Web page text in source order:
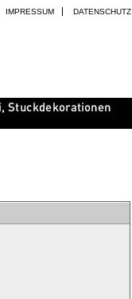
IMPRESSUM DATENSCHUTZ